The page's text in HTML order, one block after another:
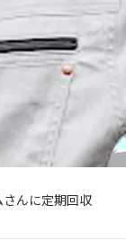
に引っ越し不
っ子相撲のお手伝
んに定期回収